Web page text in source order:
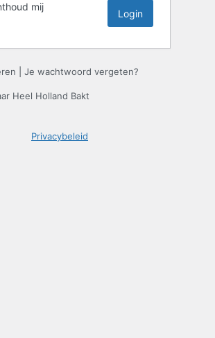
mij
Je wachtwoord vergeten?
Heel Holland Bakt
Privacybeleid